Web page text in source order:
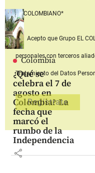
Colombia
¿Qué se
celebra el 7 de
agosto en
Colombia? La
fecha que
marcó el
rumbo de la
Independencia
share
EL COLOMBIANO*
Acepto que Grupo EL
personales con terceros
Tratamiento del Datos